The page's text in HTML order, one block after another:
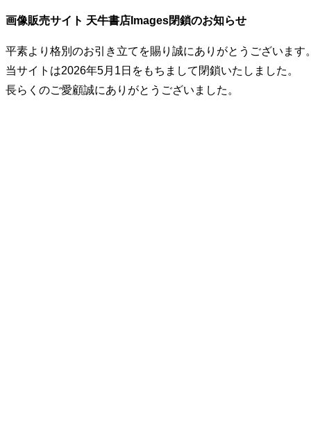
画像販売サイト 天牛書店Images閉鎖のお知らせ
平素より格別のお引き立てを賜り誠にありがとうございます
当サイトは2026年5月1日をもちまして閉鎖いたしました。
長らくのご愛顧誠にありがとうございました。